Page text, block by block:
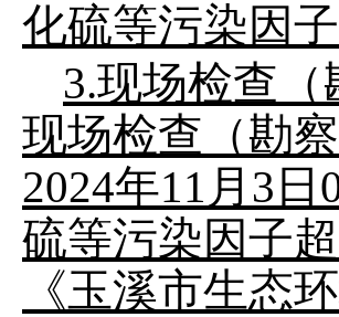
化硫等污染因子
3.现场检查（
现场检查（勘
2024年11 月 3 日
硫等污染因子
《玉溪市生态